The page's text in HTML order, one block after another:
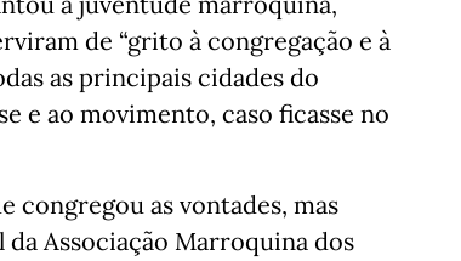
de “grito à congregação e à
as principais cidades do
e ao movimento, caso ficasse no
congregou as vontades, mas
Associação Marroquina dos